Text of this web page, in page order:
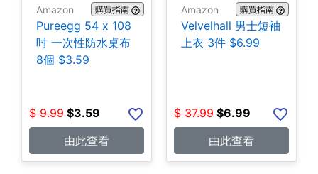
Amazon 購買指南
Pureegg 54 x 108
吋 一次性防水桌布
8個 $3.59
$ 9.99 $3.59
由此查看
Amazon 購買指南
Velvelhall 男士短袖
上衣 3件 $6.99
$ 37.99 $6.99
由此查看